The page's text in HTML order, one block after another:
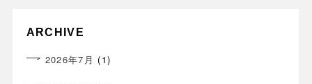
ARCHIVE
2026年7月 (1)